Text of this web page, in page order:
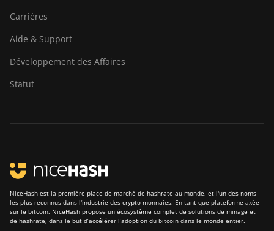
Carrières
Aide & Support
Développement des Affaires
Statut
NiceHash est la première place de marché de hashrate au monde, et l'un des noms
les plus reconnus dans l'industrie des crypto-monnaies. En tant que plateforme axée
sur le bitcoin, NiceHash propose un écosystème complet de solutions de minage et
de hashrate, dans le but d’accélérer l’adoption du bitcoin dans le monde entier.